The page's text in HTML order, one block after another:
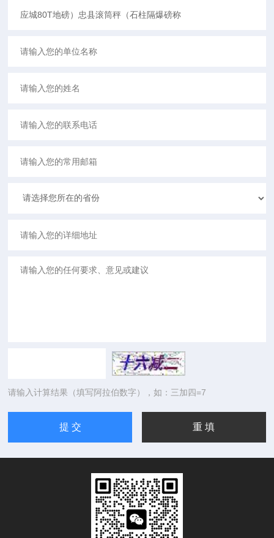
请输入计算结果（填写阿拉伯数字），如：三加四=7